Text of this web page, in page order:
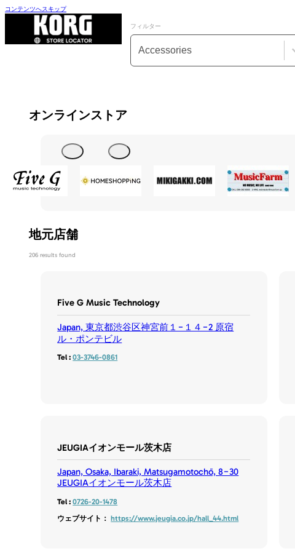
コンテンツへスキップ
フィルター
カテゴリーフィルター
コンテンツを選択
オンラインストア
地元店舗
206 results found
Five G Music Technology
Japan, 東京都渋谷区神宮前１−１４−2 原宿
ル・ポンテビル
Tel :03-3746-0861
JEUGIAイオンモール茨木店
Japan, Osaka, Ibaraki, Matsugamotochō, 8−30
JEUGIAイオンモール茨木店
Tel :0726-20-1478
ウェブサイト：https://www.jeugia.co.jp/hall_44.html